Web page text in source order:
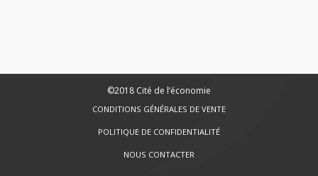
©2018 Cité de l’économie
CONDITIONS GÉNÉRALES DE VENTE
POLITIQUE DE CONFIDENTIALITÉ
NOUS CONTACTER